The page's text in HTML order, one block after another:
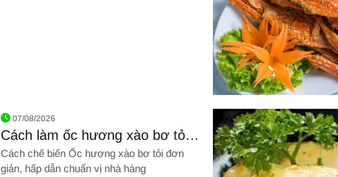
07/08/2026
Cách làm ốc hương xào bơ tỏi
thơm lừng, đậm vị siêu ngon
Cách chế biến Ốc hương xào bơ tỏi đơn
giản, hấp dẫn chuẩn vị nhà hàng